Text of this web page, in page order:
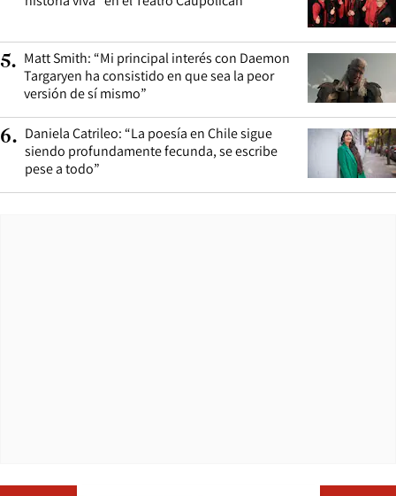
5. Matt Smith: “Mi principal interés con Daemon
Targaryen ha consistido en que sea la peor
versión de sí mismo”
6. Daniela Catrileo: “La poesía en Chile sigue
siendo profundamente fecunda, se escribe
pese a todo”